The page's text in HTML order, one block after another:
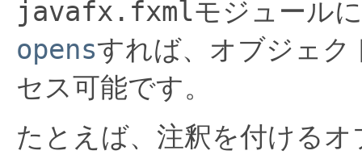
javafx.fxmlモジュール
opensすれば、オブジェ
セス可能です。
たとえば、注釈を付ける